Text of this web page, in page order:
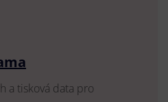
a tisková data pro